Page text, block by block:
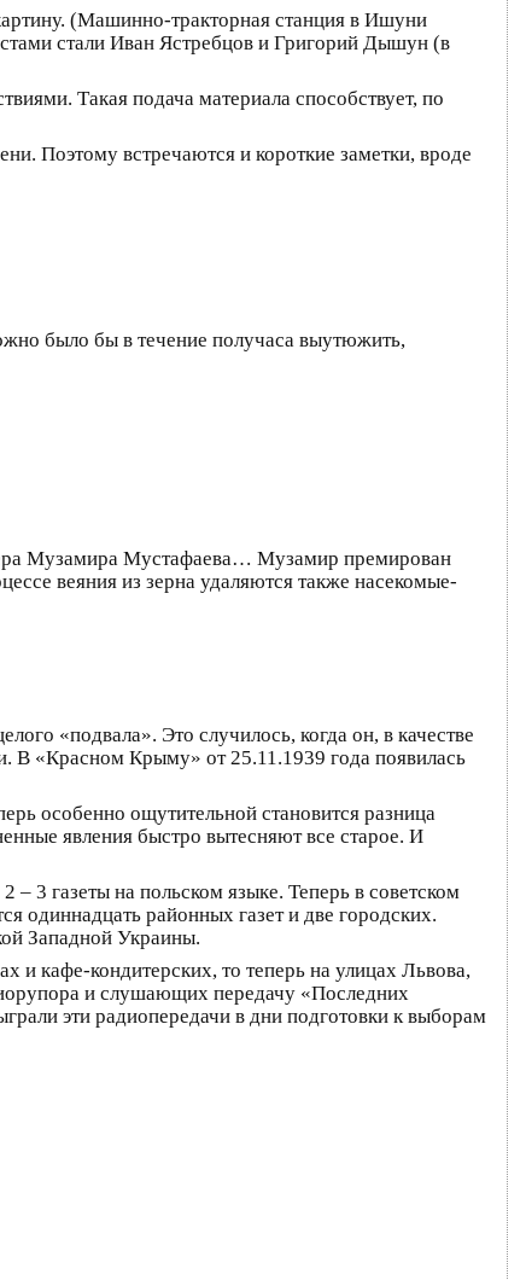
(Машинно-тракторная станция в Ишуни
стали Иван Ястребцов и Григорий Дышун (в
Такая подача материала способствует, по
Поэтому встречаются и короткие заметки, вроде
было бы в течение получаса выутюжить,
Музамира Мустафаева… Музамир премирован
веяния из зерна удаляются также насекомые-
«подвала». Это случилось, когда он, в качестве
В «Красном Крыму» от 25.11.1939 года появилась
особенно ощутительной становится разница
явления быстро вытесняют все старое. И
3 газеты на польском языке. Теперь в советском
одиннадцать районных газет и две городских.
Западной Украины.
и кафе-кондитерских, то теперь на улицах Львова,
и слушающих передачу «Последних
эти радиопередачи в дни подготовки к выборам